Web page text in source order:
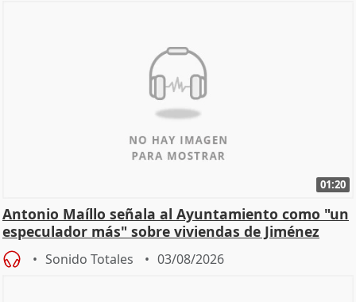
01:20
Antonio Maíllo señala al Ayuntamiento como "un
especulador más" sobre viviendas de Jiménez
Becerril
Sonido Totales 03/08/2026